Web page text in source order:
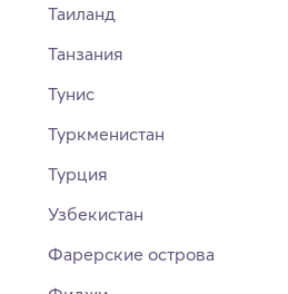
Таиланд
Танзания
Тунис
Туркменистан
Турция
Узбекистан
Фарерские острова